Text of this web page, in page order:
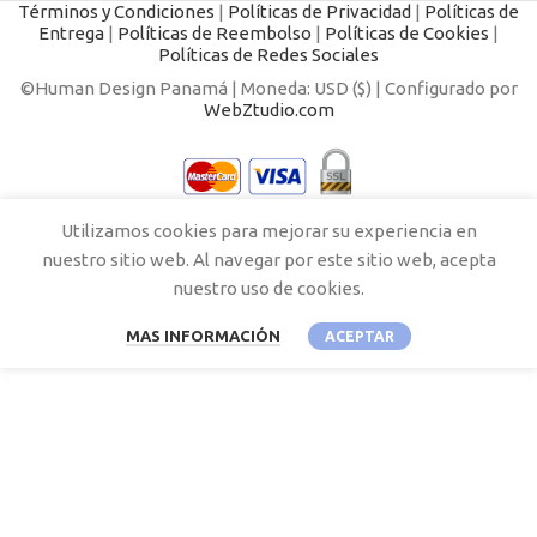
Términos y Condiciones | Políticas de Privacidad | Políticas de
Entrega | Políticas de Reembolso | Políticas de Cookies |
Políticas de Redes Sociales
©Human Design Panamá | Moneda: USD ($) | Configurado por
WebZtudio.com
Utilizamos cookies para mejorar su experiencia en
nuestro sitio web. Al navegar por este sitio web, acepta
nuestro uso de cookies.
MAS INFORMACIÓN ACEPTAR